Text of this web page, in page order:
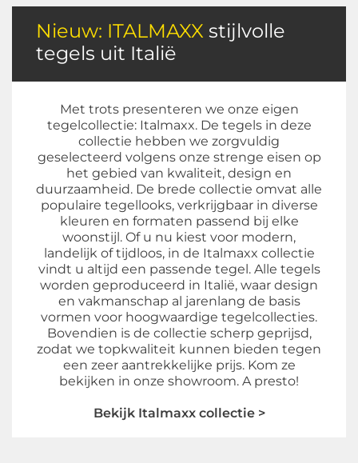
Nieuw: ITALMAXX stijlvolle
tegels uit Italië
Met trots presenteren we onze eigen
tegelcollectie: Italmaxx. De tegels in deze
collectie hebben we zorgvuldig
geselecteerd volgens onze strenge eisen op
het gebied van kwaliteit, design en
duurzaamheid. De brede collectie omvat alle
populaire tegellooks, verkrijgbaar in diverse
kleuren en formaten passend bij elke
woonstijl. Of u nu kiest voor modern,
landelijk of tijdloos, in de Italmaxx collectie
vindt u altijd een passende tegel. Alle tegels
worden geproduceerd in Italië, waar design
en vakmanschap al jarenlang de basis
vormen voor hoogwaardige tegelcollecties.
Bovendien is de collectie scherp geprijsd,
zodat we topkwaliteit kunnen bieden tegen
een zeer aantrekkelijke prijs. Kom ze
bekijken in onze showroom. A presto!
Bekijk Italmaxx collectie >